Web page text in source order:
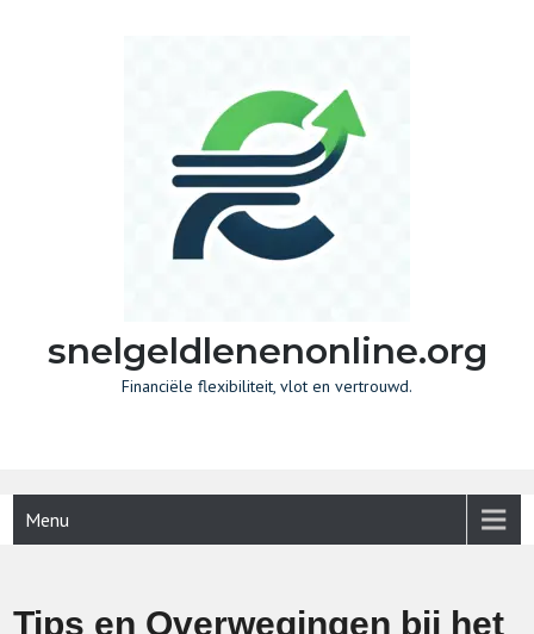
snelgeldlenenonline.org
Financiële flexibiliteit, vlot en vertrouwd.
Menu
Tips en Overwegingen bij het